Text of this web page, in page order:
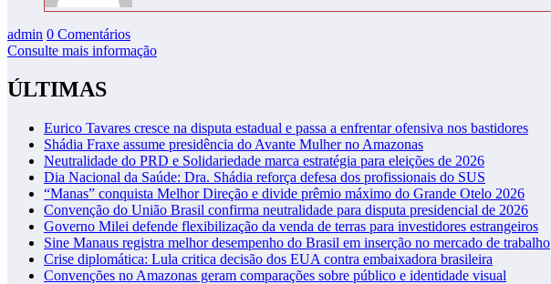
admin 0 Comentários
Consulte mais informação
ÚLTIMAS
Eurico Tavares cresce na disputa estadual e passa a enfrentar ofensiva nos bastidores
Shádia Fraxe assume presidência do Avante Mulher no Amazonas
Neutralidade do PRD e Solidariedade marca estratégia para eleições de 2026
Dia Nacional da Saúde: Dra. Shádia reforça defesa dos profissionais do SUS
“Manas” conquista Melhor Direção e divide prêmio máximo do Grande Otelo 2026
Convenção do União Brasil confirma neutralidade para disputa presidencial de 2026
Governo Milei defende flexibilização da venda de terras para investidores estrangeiros
Sine Manaus registra melhor desempenho do Brasil em inserção no mercado de trabalho
Crise diplomática: Lula critica decisão dos EUA contra embaixadora brasileira
Convenções no Amazonas geram comparações sobre público e identidade visual